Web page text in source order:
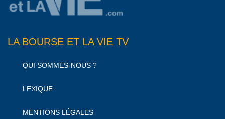
LA BOURSE ET LA VIE TV
QUI SOMMES-NOUS ?
LEXIQUE
MENTIONS LÉGALES